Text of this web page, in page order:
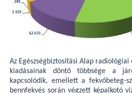
Az Egészségbiztosítási Alap
kiadásainak döntő többsége a
kapcsolódik, emellett a fekvőbeteg-
bennfekvés során végzett képalkotó